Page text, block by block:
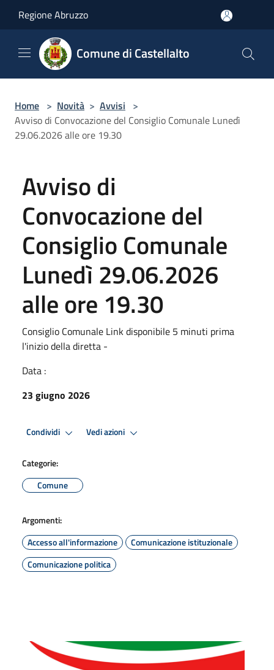
Regione Abruzzo
Comune di Castellalto
Home > Novità > Avvisi >
Avviso di Convocazione del Consiglio Comunale Lunedì
29.06.2026 alle ore 19.30
Avviso di
Convocazione del
Consiglio Comunale
Lunedì 29.06.2026
alle ore 19.30
Consiglio Comunale Link disponibile 5 minuti prima
l'inizio della diretta -
Data :
23 giugno 2026
Condividi Vedi azioni
Categorie:
Comune
Argomenti:
Accesso all'informazione
Comunicazione istituzionale
Comunicazione politica